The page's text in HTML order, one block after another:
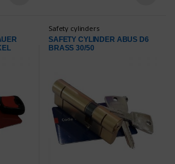
Safety cylinders
SAFETY CYLINDER ABUS D6
BRASS 30/50